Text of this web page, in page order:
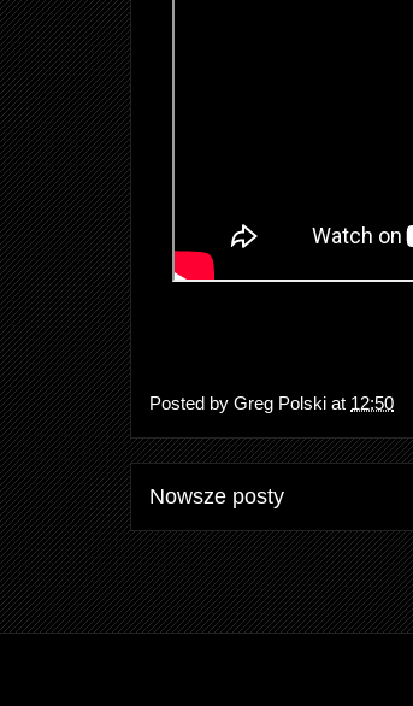
Posted by Greg Polski at 12:50
Nowsze posty